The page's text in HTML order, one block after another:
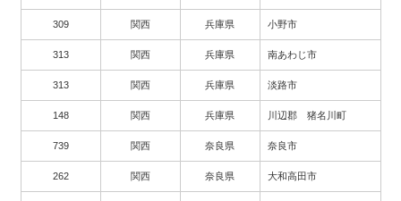
309 関西 兵庫県 小野市
313 関西 兵庫県 南あわじ市
313 関西 兵庫県 淡路市
148 関西 兵庫県 川辺郡 猪名川町
739 関西 奈良県 奈良市
262 関西 奈良県 大和高田市